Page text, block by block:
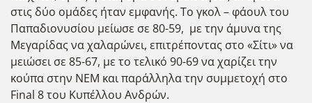
στις δύο ομάδες ήταν εμφανής. Το γκολ – φάουλ του
Παπαδιονυσίου μείωσε σε 80-59, με την άμυνα της
Μεγαρίδας να χαλαρώνει, επιτρέποντας στο «Σίτι» να
μειώσει σε 85-67, με το τελικό 90-69 να χαρίζει την
κούπα στην ΝΕΜ και παράλληλα την συμμετοχή στο
Final 8 του Κυπέλλου Ανδρών.